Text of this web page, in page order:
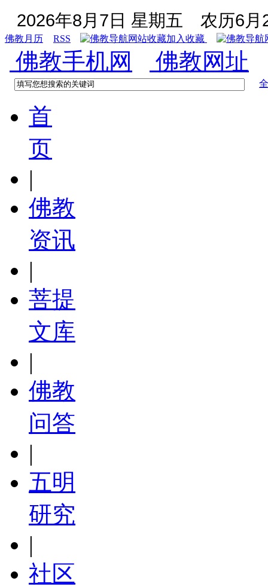
2026年8月7日 星期五 农历6月
佛教月历 RSS 加入收藏
佛教手机网 佛教网址
首
页
|
佛教
资讯
|
菩提
文库
|
佛教
问答
|
五明
研究
|
社区